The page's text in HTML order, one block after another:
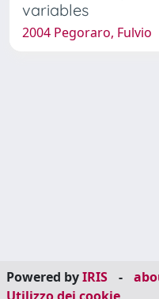
variables
2004 Pegoraro, Fulvio
Powered byIRIS -